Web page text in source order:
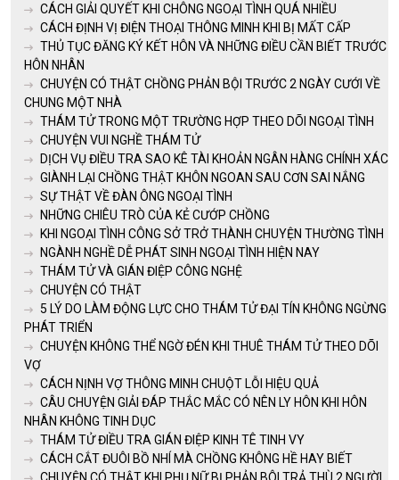
CÁCH GIẢI QUYẾT KHI CHÔNG NGOẠI TÌNH QUÁ NHIỀU
CÁCH ĐỊNH VỊ ĐIỆN THOẠI THÔNG MINH KHI BỊ MẤT CẤP
THỦ TỤC ĐĂNG KÝ KẾT HÔN VÀ NHỮNG ĐIỀU CẦN BIẾT TRƯỚC
HÔN NHÂN
CHUYỆN CÓ THẬT CHỒNG PHẢN BỘI TRƯỚC 2 NGÀY CƯỚI VỀ
CHUNG MỘT NHÀ
THÁM TỬ TRONG MỘT TRƯỜNG HỢP THEO DÕI NGOẠI TÌNH
CHUYỆN VUI NGHỀ THÁM TỬ
DỊCH VỤ ĐIỀU TRA SAO KÊ TÀI KHOẢN NGÂN HÀNG CHÍNH XÁC
GIÀNH LẠI CHỒNG THẬT KHÔN NGOAN SAU CƠN SAI NẮNG
SỰ THẬT VỀ ĐÀN ÔNG NGOẠI TÌNH
NHỮNG CHIÊU TRÒ CỦA KẺ CƯỚP CHỒNG
KHI NGOẠI TÌNH CÔNG SỞ TRỞ THÀNH CHUYỆN THƯỜNG TÌNH
NGÀNH NGHỀ DỄ PHÁT SINH NGOẠI TÌNH HIỆN NAY
THÁM TỬ VÀ GIÁN ĐIỆP CÔNG NGHỆ
CHUYỆN CÓ THẬT
5 LÝ DO LÀM ĐỘNG LỰC CHO THÁM TỬ ĐẠI TÍN KHÔNG NGỪNG
PHÁT TRIỂN
CHUYỆN KHÔNG THỂ NGỜ ĐÉN KHI THUÊ THÁM TỬ THEO DÕI
VỢ
CÁCH NỊNH VỢ THÔNG MINH CHUỘT LỖI HIỆU QUẢ
CÂU CHUYỆN GIẢI ĐÁP THẮC MẮC CÓ NÊN LY HÔN KHI HÔN
NHÂN KHÔNG TINH DỤC
THÁM TỬ ĐIỀU TRA GIÁN ĐIỆP KINH TÊ TINH VY
CÁCH CẮT ĐUÔI BỒ NHÍ MÀ CHỒNG KHÔNG HỀ HAY BIẾT